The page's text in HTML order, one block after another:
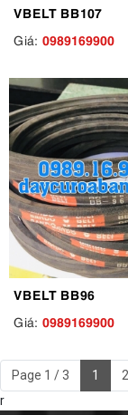
VBELT BB107
Giá: 0989169900
VBELT BB96
Giá: 0989169900
Page 1 / 3 1 2
r